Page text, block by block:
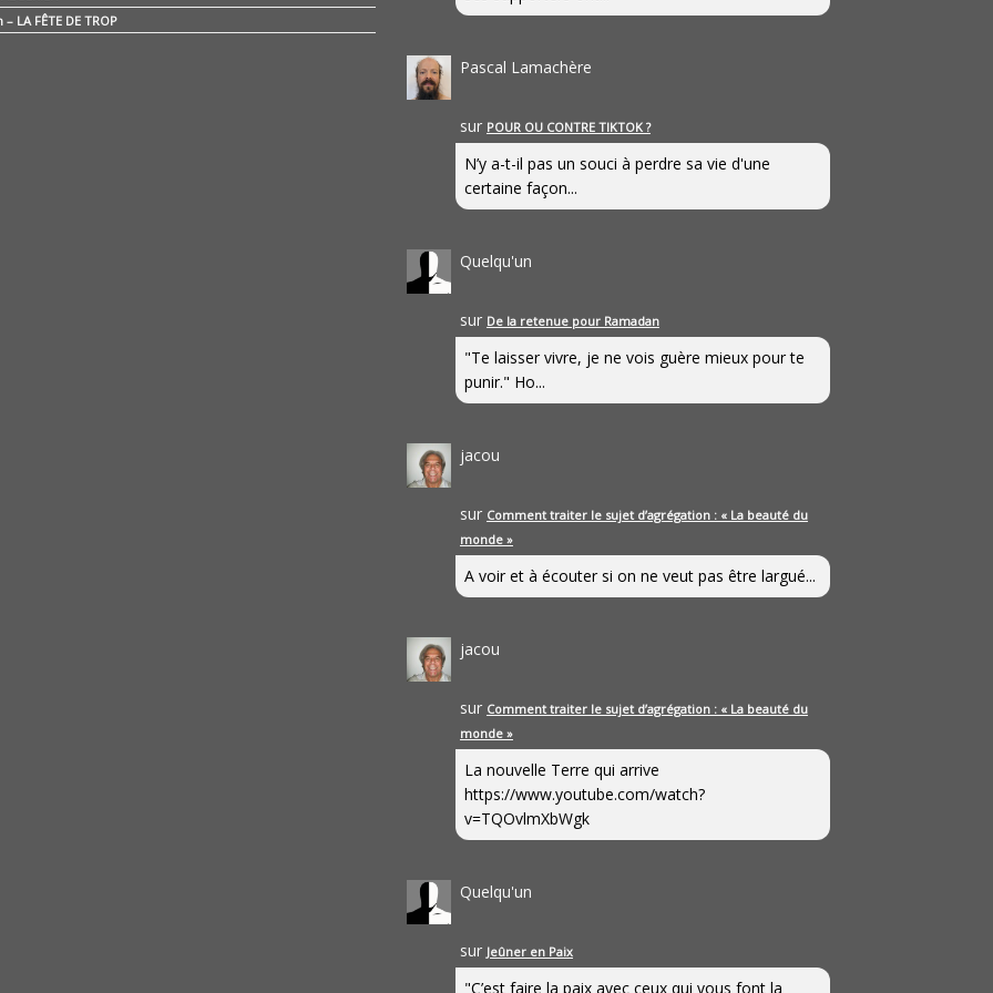
LA FÊTE DE TROP
Pascal Lamachère
sur POUR OU CONTRE TIKTOK ?
N’y a-t-il pas un souci à perdre sa vie d'une
certaine façon...
Quelqu'un
sur De la retenue pour Ramadan
"Te laisser vivre, je ne vois guère mieux pour te
punir." Ho...
jacou
sur Comment traiter le sujet d’agrégation : « La beauté du
monde »
A voir et à écouter si on ne veut pas être largué...
jacou
sur Comment traiter le sujet d’agrégation : « La beauté du
monde »
La nouvelle Terre qui arrive
https://www.youtube.com/watch?
v=TQOvlmXbWgk
Quelqu'un
sur Jeûner en Paix
"C’est faire la paix avec ceux qui vous font la